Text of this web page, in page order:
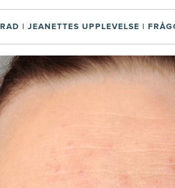
JEANETTES UPPLEVELSE